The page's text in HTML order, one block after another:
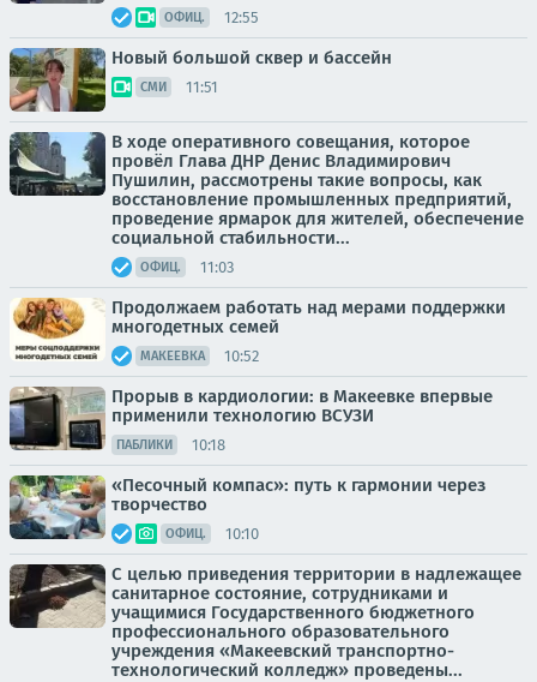
ОФИЦ. 12:55
Новый большой сквер и бассейн
СМИ 11:51
В ходе оперативного совещания, которое
провёл Глава ДНР Денис Владимирович
Пушилин, рассмотрены такие вопросы, как
восстановление промышленных предприятий,
проведение ярмарок для жителей, обеспечение
социальной стабильности...
ОФИЦ. 11:03
Продолжаем работать над мерами поддержки
многодетных семей
МАКЕЕВКА 10:52
Прорыв в кардиологии: в Макеевке впервые
применили технологию ВСУЗИ
ПАБЛИКИ 10:18
«Песочный компас»: путь к гармонии через
творчество
ОФИЦ. 10:10
С целью приведения территории в надлежащее
санитарное состояние, сотрудниками и
учащимися Государственного бюджетного
профессионального образовательного
учреждения «Макеевский транспортно-
технологический колледж» проведены...